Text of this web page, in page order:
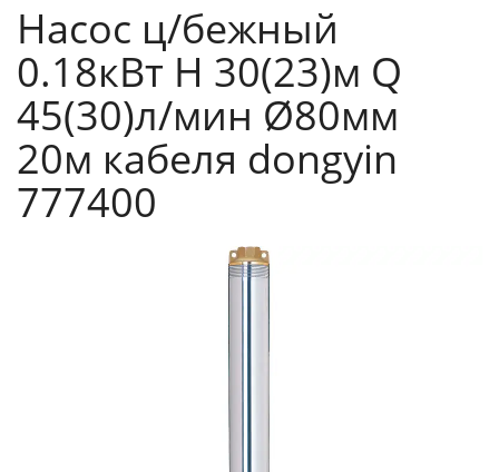
Насос ц/бежный
0.18кВт H 30(23)м Q
45(30)л/мин Ø80мм
20м кабеля dongyin
777400